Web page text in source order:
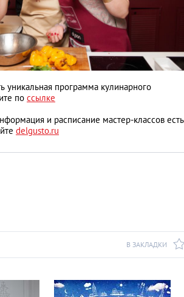
уникальная программа кулинарного
по ссылке
и расписание мастер-классов есть
delgusto.ru
В ЗАКЛАДКИ